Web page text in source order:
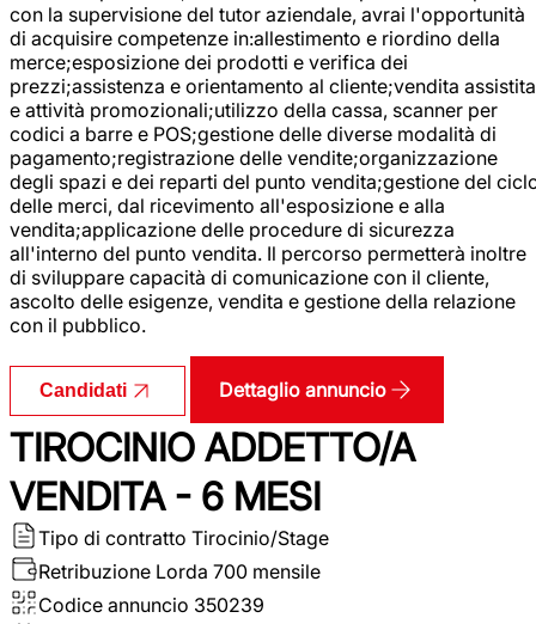
con la supervisione del tutor aziendale, avrai l'opportunità
di acquisire competenze in:allestimento e riordino della
merce;esposizione dei prodotti e verifica dei
prezzi;assistenza e orientamento al cliente;vendita assistita
e attività promozionali;utilizzo della cassa, scanner per
codici a barre e POS;gestione delle diverse modalità di
pagamento;registrazione delle vendite;organizzazione
degli spazi e dei reparti del punto vendita;gestione del
delle merci, dal ricevimento all'esposizione e alla
vendita;applicazione delle procedure di sicurezza
all'interno del punto vendita. Il percorso permetterà inoltre
di sviluppare capacità di comunicazione con il cliente,
ascolto delle esigenze, vendita e gestione della relazione
con il pubblico.
Candidati Dettaglio annuncio
TIROCINIO ADDETTO/A
VENDITA - 6 MESI
Tipo di contratto Tirocinio/Stage
Retribuzione Lorda 700 mensile
Codice annuncio 350239